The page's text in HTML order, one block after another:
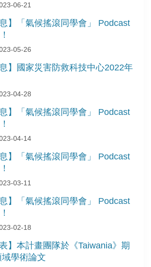
06-21
】「氣候搖滾同學會」 Podcast
05-26
】國家災害防救科技中心2022年
04-28
】「氣候搖滾同學會」 Podcast
04-14
】「氣候搖滾同學會」 Podcast
03-11
】「氣候搖滾同學會」 Podcast
02-18
】本計畫團隊於《Taiwania》期
學術論文